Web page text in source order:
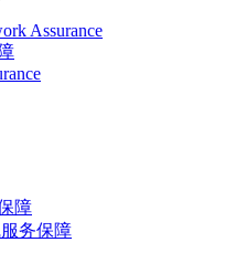
Assurance
障
务保障